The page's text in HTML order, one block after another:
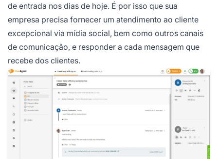
de entrada nos dias de hoje. É por isso que sua
empresa precisa fornecer um atendimento ao cliente
excepcional via mídia social, bem como outros canais
de comunicação, e responder a cada mensagem que
recebe dos clientes.